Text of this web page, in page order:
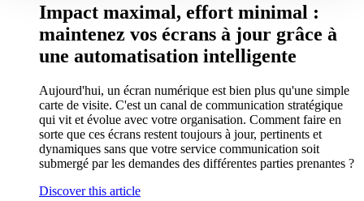
Impact maximal, effort minimal :
maintenez vos écrans à jour grâce à
une automatisation intelligente
Aujourd'hui, un écran numérique est bien plus qu'une simple
carte de visite. C'est un canal de communication stratégique
qui vit et évolue avec votre organisation. Comment faire en
sorte que ces écrans restent toujours à jour, pertinents et
dynamiques sans que votre service communication soit
submergé par les demandes des différentes parties prenantes ?
Discover this article